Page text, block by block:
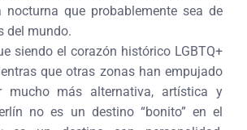
que probablemente sea de
del mundo.
siendo el corazón histórico LGBTQ+
que otras zonas han empujado
mucho más alternativa, artística y
no es un destino “bonito” en el